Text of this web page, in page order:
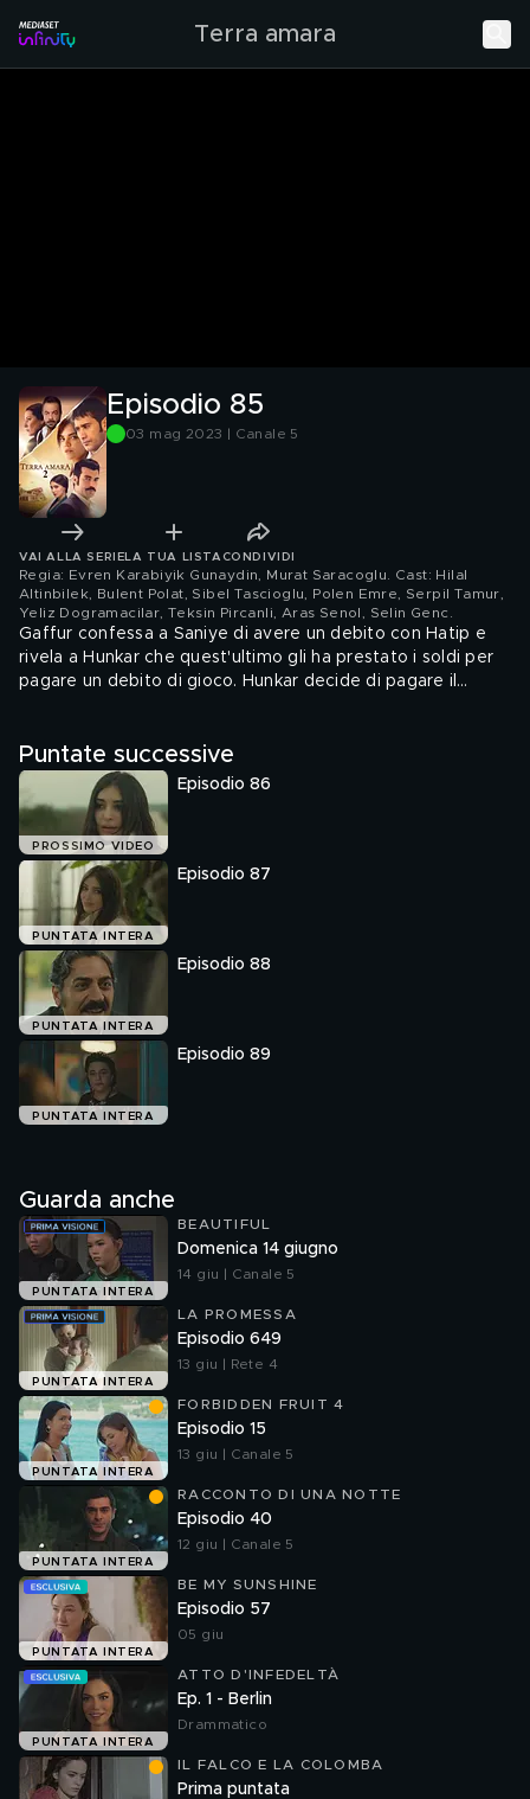
Terra amara
Episodio 85
03 mag 2023 | Canale 5
VAI ALLA SERIE LA TUA LISTA CONDIVIDI
Regia: Evren Karabiyik Gunaydin, Murat Saracoglu. Cast: Hilal
Altinbilek, Bulent Polat, Sibel Tascioglu, Polen Emre, Serpil Tamur,
Yeliz Dogramacilar, Teksin Pircanli, Aras Senol, Selin Genc
Gaffur confessa a Saniye di avere un debito con Hatip e
rivela a Hunkar che quest'ultimo gli ha prestato i soldi per
pagare un debito di gioco. Hunkar decide di pagare il
Demir di avere una preferenza per Leyla, ma Demir nega la
cosa, convinto che sia Zuleyha a fare una distinzione tra i
loro figli. Intanto Berika dice a Hunkar che Behice vuole
candidarsi come presidente dell'associazione.
Puntate successive
PROSSIMO VIDEO
Episodio 86
PUNTATA INTERA
Episodio 87
PUNTATA INTERA
Episodio 88
PUNTATA INTERA
Episodio 89
Guarda anche
PUNTATA INTERA
BEAUTIFUL
Domenica 14 giugno
14 giu | Canale 5
PUNTATA INTERA
LA PROMESSA
Episodio 649
13 giu | Rete 4
PUNTATA INTERA
FORBIDDEN FRUIT 4
Episodio 15
13 giu | Canale 5
PUNTATA INTERA
RACCONTO DI UNA NOTTE
Episodio 40
12 giu | Canale 5
PUNTATA INTERA
BE MY SUNSHINE
Episodio 57
05 giu
PUNTATA INTERA
ATTO D'INFEDELTÀ
Ep. 1 - Berlin
Drammatico
IL FALCO E LA COLOMBA
Prima puntata